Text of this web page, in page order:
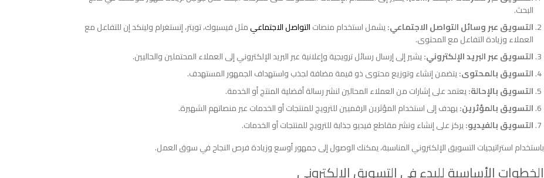
البحث.
التسويق عبر وسائل التواصل الاجتماعي:يشمل استخدام منصاتالتواصل الاجتماعيمثل فيسبوك، تويتر، إنستغرام ولينكد إن للتفاعل مع
العملاء وزيادة التفاعل مع المحتوى.
التسويق عبر البريد الإلكتروني:يشير إلى إرسال رسائل ترويجية وإعلانية عبر البريد الإلكتروني إلى العملاء المحتملين والحاليين.
التسويق بالمحتوى:يتضمن إنشاء وتوزيع محتوى ذو قيمة مضافة لجذب واستهداف الجمهور المستهدف.
التسويق بالإحالة:يعتمد على إشارات من العملاء المحالين لنشر رسالة أفضلية المنتج أو الخدمة.
التسويق بالمؤثرين:يهدف إلى استخدام المؤثرين الرقميين للترويج للمنتجات أو الخدمات عبر منصاتهم الشهيرة.
التسويق بالفيديو:يركز على إنشاء ونشر مقاطع فيديو جذابة للترويج للمنتجات أو الخدمات.
باستخدام استراتيجيات التسويق الإلكتروني المناسبة، يمكنك الوصول إلى جمهور أوسع وزيادة فرص النجاح في سوق العمل.
الخطوات الأساسية للبدء في التسويق الإلكتروني